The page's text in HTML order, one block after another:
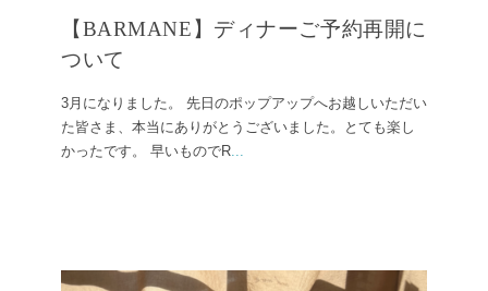
【BARMANE】ディナーご予約再開に
ついて
3月になりました。 先日のポップアップへお越しいただい
た皆さま、本当にありがとうございました。とても楽し
かったです。 早いものでR